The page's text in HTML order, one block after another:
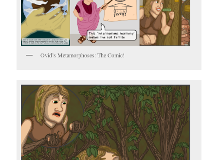
Ovid’s Metamorphoses: The Comic!